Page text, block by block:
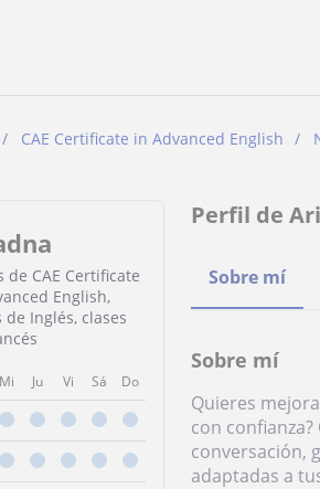
CAE Certificate in Advanced English
de CAE Certificate
English,
de Inglés, clases
Mi Ju Vi Sá Do
Perfil de
Sobre mí
Sobre mí
Quieres
con
conversación,
adaptadas a